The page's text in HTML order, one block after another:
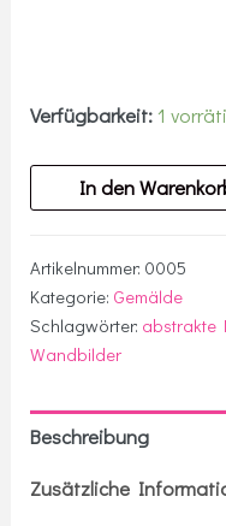
Verfügbarkeit: 1
Gemälde
"Ruhepol"
In den
Artikelnummer: 0005
Kategorie: Gemälde
Schlagwörter: abstrakte
Wandbilder
Beschreibung
Zusätzliche